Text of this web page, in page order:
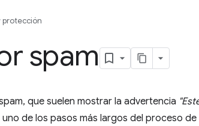
protección
spam
que suelen mostrar la advertencia
de los pasos más largos del proceso